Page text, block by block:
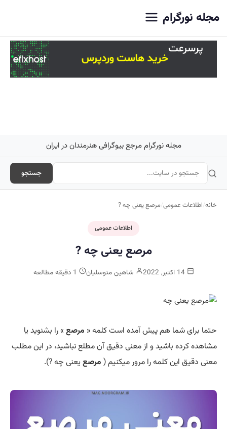
مجله نورگرام
مجله نورگرام مرجع بیوگرافی هنرمندان در ایران
جستجو
خانه/اطلاعات عمومی/مرصع یعنی چه ?
اطلاعات عمومی
مرصع یعنی چه ?
14 اکتبر, 2022 شاهین متوسلیان
حتما برای شما هم پیش آمده است کلمه « مرصع » را بشنوید یا
مشاهده کرده باشید و از معنی دقیق آن مطلع نباشید، در این مطلب
معنی دقیق این کلمه را مرور میکنیم ( مرصعیعنی چه ?).